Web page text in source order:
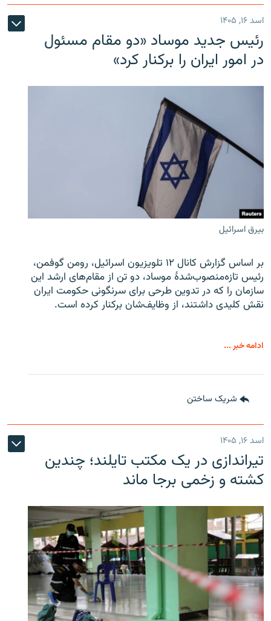
اسد ۱۶, ۱۴۰۵
رئیس جدید موساد «دو مقام مسئول
در امور ایران را برکنار کرد»
بیرق اسرائیل
بر اساس گزارش کانال ۱۲ تلویزیون اسرائیل، رومن گوفمن،
رئیس تازه‌منصوب‌شدۀ موساد، دو تن از مقام‌های ارشد این
سازمان را که در تدوین طرحی برای سرنگونی حکومت ایران
نقش کلیدی داشتند، از وظایف‌شان برکنار کرده است.
ادامه خبر ...
شریک ساختن
اسد ۱۶, ۱۴۰۵
تیراندازی در یک مکتب تایلند؛ چندین
کشته و زخمی برجا ماند